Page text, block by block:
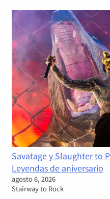
Savatage y Slaughter to
Leyendas de aniversario
agosto 6, 2026
Stairway to Rock